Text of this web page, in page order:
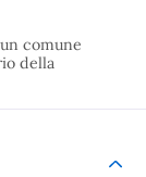
comune
della